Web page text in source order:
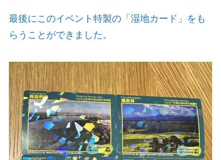
最後にこのイベント特製の「湿地カード」をも
らうことができました。